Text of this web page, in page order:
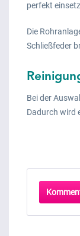
perfekt
Die
Schließfeder
Bei der
Dadurch wird